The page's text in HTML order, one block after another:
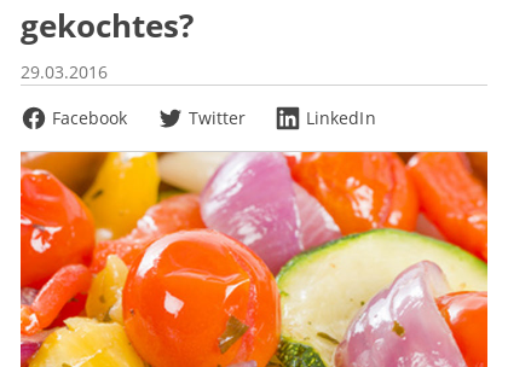
gekochtes?
29.03.2016
Facebook
Twitter LinkedIn